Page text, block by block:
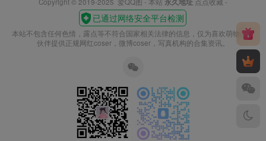
永久地址
本站不包含任何色情，露点等不符合国家相关法律的信息，仅为喜欢萌物的小
伙伴提供正规网红coser，微博coser，写真机构的合集资讯。